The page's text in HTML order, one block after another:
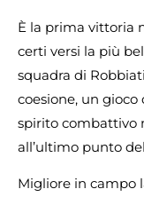
È la prima vittoria
certi versi la più
squadra di
coesione, un
spirito combattivo
all’ultimo punto
Migliore in campo